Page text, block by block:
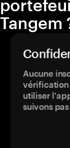
Tangem
Aucune
vérification
utiliser
suivons